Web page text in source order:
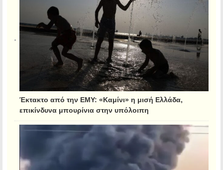
Έκτακτο από την ΕΜΥ: «Καμίνι» η μισή Ελλάδα,
επικίνδυνα μπουρίνια στην υπόλοιπη